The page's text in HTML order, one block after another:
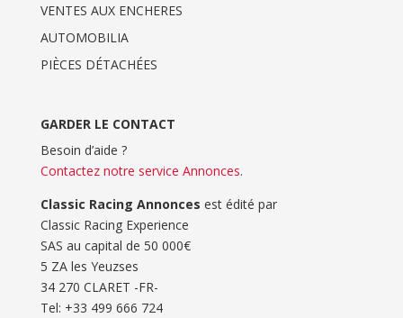
VENTES AUX ENCHERES
AUTOMOBILIA
PIÈCES DÉTACHÉES
GARDER LE CONTACT
Besoin d’aide ?
Contactez notre service Annonces.
Classic Racing Annonces est édité par
Classic Racing Experience
SAS au capital de 50 000€
5 ZA les Yeuzses
34 270 CLARET -FR-
Tel: ‭+33 499 666 724‬